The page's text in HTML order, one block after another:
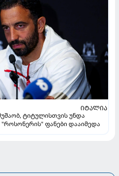
ᲘᲢᲐᲚᲘᲐ
ტიტულისთვის უნდა
ფანები დააიმედა